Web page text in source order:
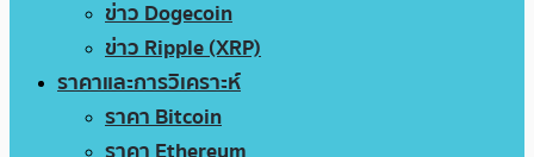
ข่าว Dogecoin
ข่าว Ripple (XRP)
ราคาและการวิเคราะห์
ราคา Bitcoin